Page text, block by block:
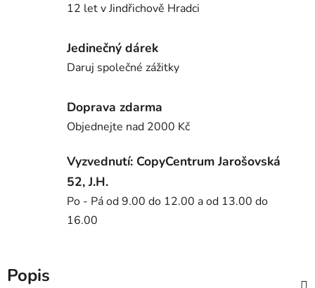
12 let v Jindřichově Hradci
Jedinečný dárek
Daruj společné zážitky
Doprava zdarma
Objednejte nad 2000 Kč
Vyzvednutí: CopyCentrum Jarošovská
52, J.H.
Po - Pá od 9.00 do 12.00 a od 13.00 do
16.00
Popis